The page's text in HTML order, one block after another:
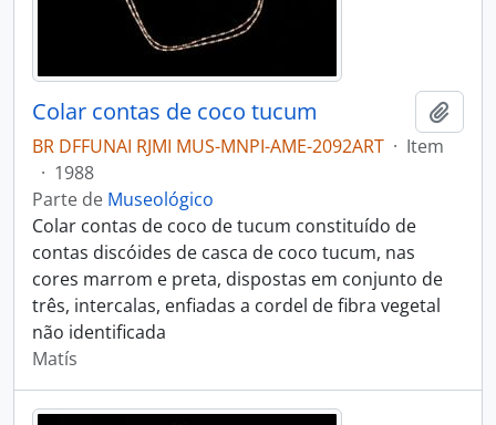
Colar contas de coco tucum
BR DFFUNAI RJMI MUS-MNPI-AME-2092ART · Item
· 1988
Parte de Museológico
Colar contas de coco de tucum constituído de
contas discóides de casca de coco tucum, nas
cores marrom e preta, dispostas em conjunto de
três, intercalas, enfiadas a cordel de fibra vegetal
não identificada
Matís